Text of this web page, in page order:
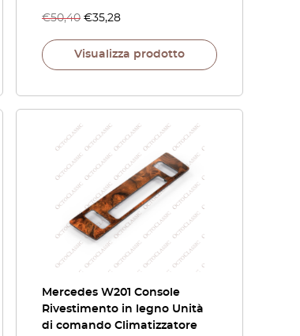
€50,40 €35,28
Visualizza prodotto
Mercedes W201 Console
Rivestimento in legno Unità
di comando Climatizzatore